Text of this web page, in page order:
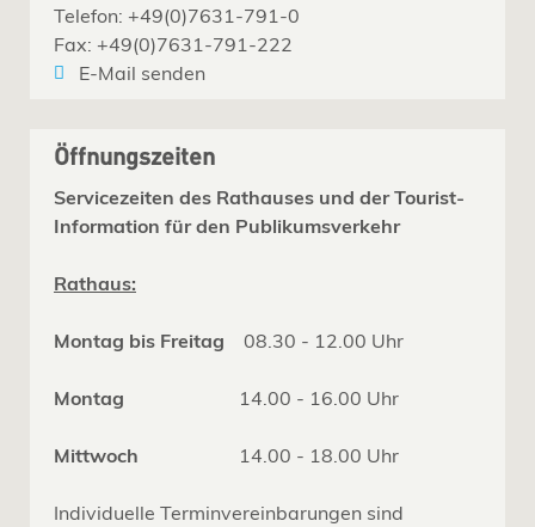
Telefon: +49(0)7631-791-0
Fax: +49(0)7631-791-222
E-Mail senden
Öffnungszeiten
Servicezeiten des Rathauses und der Tourist-
Information für den Publikumsverkehr
Rathaus:
Montag bis Freitag 08.30 - 12.00 Uhr
Montag 14.00 - 16.00 Uhr
Mittwoch 14.00 - 18.00 Uhr
Individuelle Terminvereinbarungen sind